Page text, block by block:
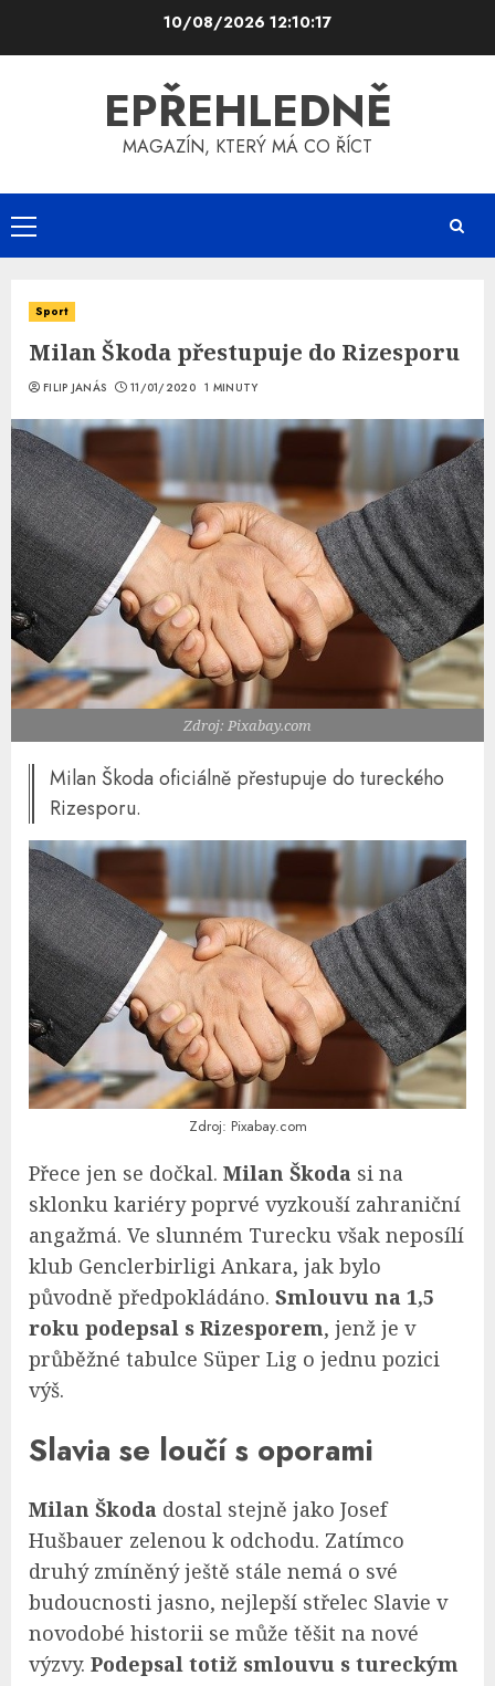
10/08/2026 12:10:17
EPŘEHLEDNĚ
MAGAZÍN, KTERÝ MÁ CO ŘÍCT
Primary
Menu
Sport
Milan Škoda přestupuje do Rizesporu
FILIP JANÁS 11/01/2020 1 MINUTY
Zdroj: Pixabay.com
Milan Škoda oficiálně přestupuje do tureckého
Rizesporu.
Zdroj: Pixabay.com
Přece jen se dočkal. Milan Škoda si na
sklonku kariéry poprvé vyzkouší zahraniční
angažmá. Ve slunném Turecku však neposílí
klub Genclerbirligi Ankara, jak bylo
původně předpokládáno. Smlouvu na 1,5
roku podepsal s Rizesporem, jenž je v
průběžné tabulce Süper Lig o jednu pozici
výš.
Slavia se loučí s oporami
Milan Škoda dostal stejně jako Josef
Hušbauer zelenou k odchodu. Zatímco
druhý zmíněný ještě stále nemá o své
budoucnosti jasno, nejlepší střelec Slavie v
novodobé historii se může těšit na nové
výzvy. Podepsal totiž smlouvu s tureckým